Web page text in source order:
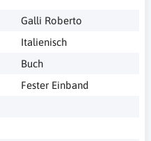
Galli Roberto
Italienisch
Buch
Fester Einband